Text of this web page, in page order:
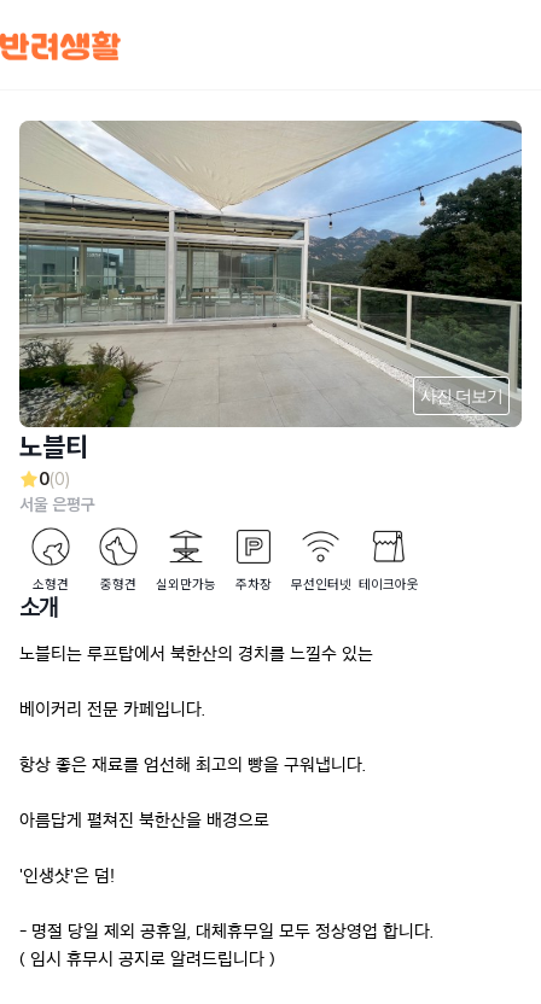
사진 더보기
노블티
0(0)
서울 은평구
소형견 중형견 실외만가능 주차장 무선인터넷 테이크아웃
소개
노블티는 루프탑에서 북한산의 경치를 느낄수 있는
베이커리 전문 카페입니다.
항상 좋은 재료를 엄선해 최고의 빵을 구워냅니다.
아름답게 펼쳐진 북한산을 배경으로
'인생샷'은 덤!
- 명절 당일 제외 공휴일, 대체휴무일 모두 정상영업 합니다.
( 임시 휴무시 공지로 알려드립니다 )